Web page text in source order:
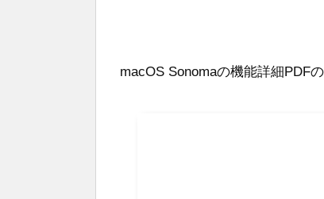
macOS Sonomaの機能詳細PDF